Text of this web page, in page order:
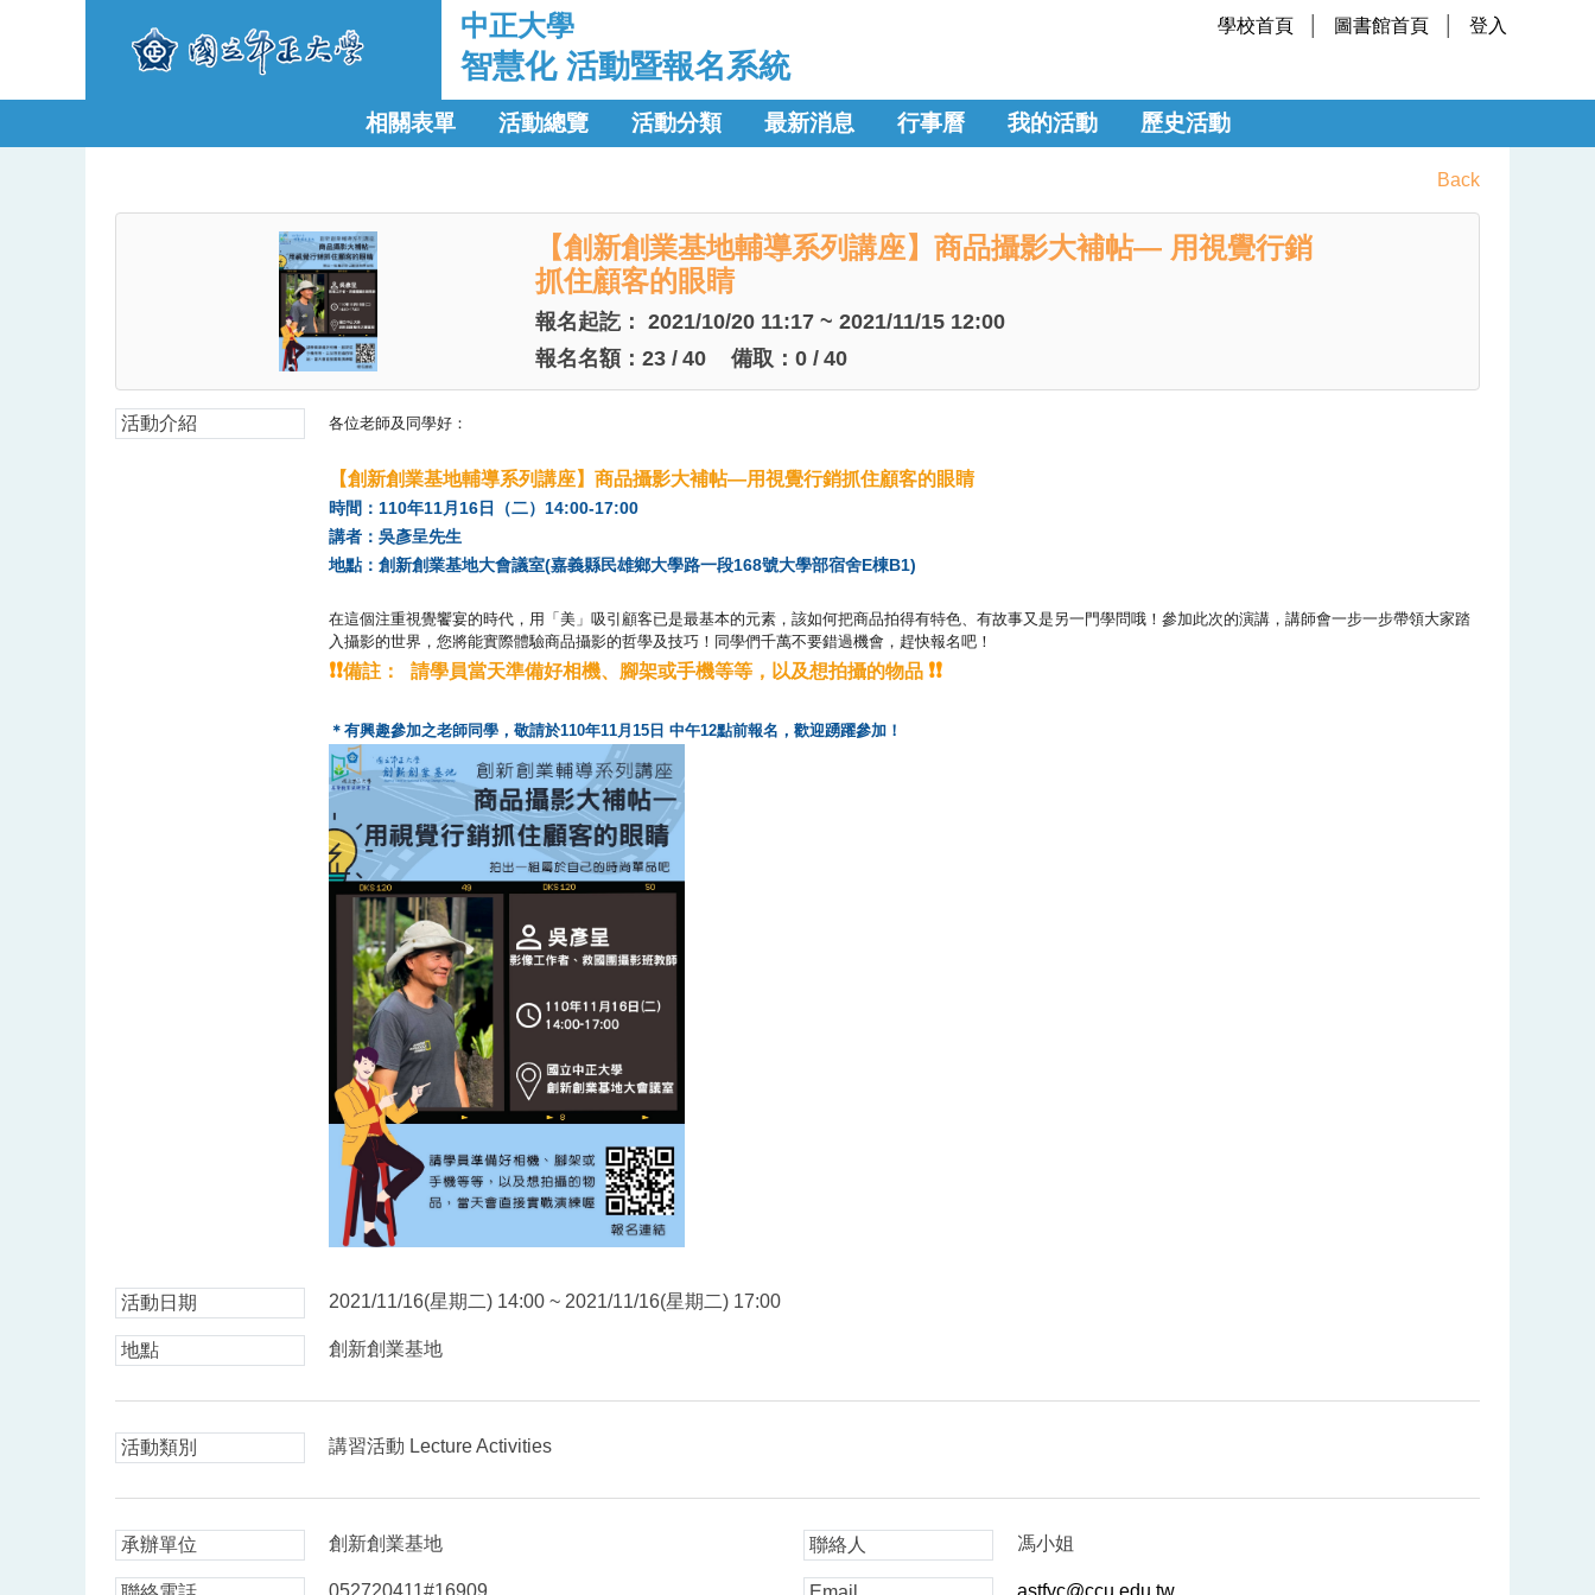
中正大學 學校首頁 圖書館首頁 登入
智慧化 活動暨報名系統
相關表單 活動總覽 活動分類 最新消息 行事曆 我的活動 歷史活動
Back
【創新創業基地輔導系列講座】商品攝影大補帖— 用視覺行銷
抓住顧客的眼睛
報名起訖：2021/10/20 11:17 ~ 2021/11/15 12:00
報名名額：23 / 40 備取：0 / 40
活動介紹 各位老師及同學好：
【創新創業基地輔導系列講座】 商品攝影大補帖—用視覺行銷抓住顧客的眼睛
時間：110年11月16日（二）14:00-17:00
講者：吳彥呈先生
地點：創新創業基地大會議室(嘉義縣民雄鄉大學路一段168號大學部宿舍E棟B1)
在這個注重視覺饗宴的時代，用「美」吸引顧客已是最基本的元素，該如何把商品拍得有特色、有故事又是另一門學問哦！參加此次的演講，講師會一步一步帶領大家踏
入攝影的世界，您將能實際體驗商品攝影的哲學及技巧！同學們千萬不要錯過機會，趕快報名吧！
❗❗備註： 請學員當天準備好相機、腳架或手機等等，以及想拍攝的物品 ❗❗
＊有興趣參加之老師同學，敬請於110年11月15日 中午12點前報名，歡迎踴躍參加！
活動日期 2021/11/16(星期二) 14:00 ~ 2021/11/16(星期二) 17:00
地點 創新創業基地
活動類別 講習活動 Lecture Activities
承辦單位 創新創業基地 聯絡人 馮小姐
052720411#16909 astfyc@ccu.edu.tw